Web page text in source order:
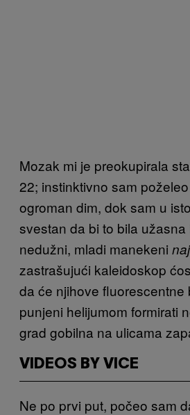
Mozak mi je preokupirala
22; instinktivno sam
ogroman dim, dok sam u
svestan da bi to bila
nedužni, mladi manekeni
zastrašujući kaleidoskop
da će njihove fluorescentne
punjeni helijumom formirati
grad gobilna na ulicama
VIDEOS BY VICE
Ne po prvi put, počeo sam